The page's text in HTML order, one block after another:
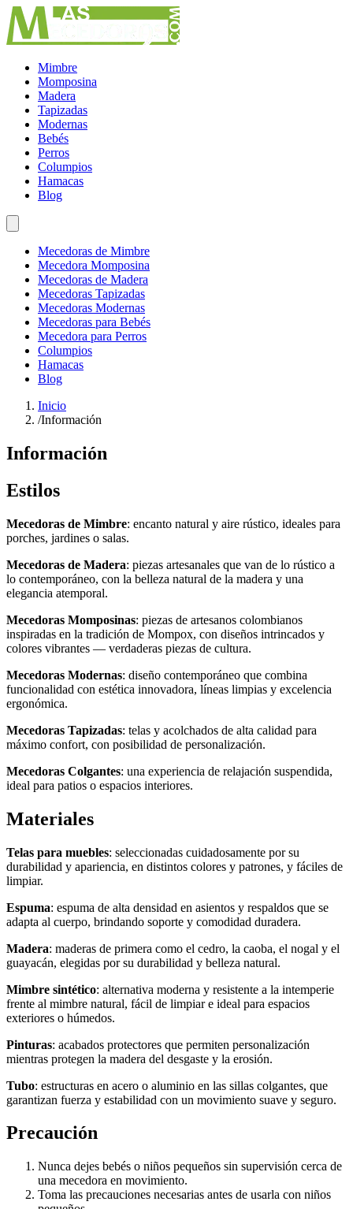
Mimbre
Momposina
Madera
Tapizadas
Modernas
Bebés
Perros
Columpios
Hamacas
Blog
Mecedoras de Mimbre
Mecedora Momposina
Mecedoras de Madera
Mecedoras Tapizadas
Mecedoras Modernas
Mecedoras para Bebés
Mecedora para Perros
Columpios
Hamacas
Blog
Inicio
/Información
Información
Estilos
Mecedoras de Mimbre: encanto natural y aire rústico, ideales para
porches, jardines o salas.
Mecedoras de Madera: piezas artesanales que van de lo rústico a
lo contemporáneo, con la belleza natural de la madera y una
elegancia atemporal.
Mecedoras Momposinas: piezas de artesanos colombianos
inspiradas en la tradición de Mompox, con diseños intrincados y
colores vibrantes — verdaderas piezas de cultura.
Mecedoras Modernas: diseño contemporáneo que combina
funcionalidad con estética innovadora, líneas limpias y excelencia
ergonómica.
Mecedoras Tapizadas: telas y acolchados de alta calidad para
máximo confort, con posibilidad de personalización.
Mecedoras Colgantes: una experiencia de relajación suspendida,
ideal para patios o espacios interiores.
Materiales
Telas para muebles: seleccionadas cuidadosamente por su
durabilidad y apariencia, en distintos colores y patrones, y fáciles de
limpiar.
Espuma: espuma de alta densidad en asientos y respaldos que se
adapta al cuerpo, brindando soporte y comodidad duradera.
Madera: maderas de primera como el cedro, la caoba, el nogal y el
guayacán, elegidas por su durabilidad y belleza natural.
Mimbre sintético: alternativa moderna y resistente a la intemperie
frente al mimbre natural, fácil de limpiar e ideal para espacios
exteriores o húmedos.
Pinturas: acabados protectores que permiten personalización
mientras protegen la madera del desgaste y la erosión.
Tubo: estructuras en acero o aluminio en las sillas colgantes, que
garantizan fuerza y estabilidad con un movimiento suave y seguro.
Precaución
Nunca dejes bebés o niños pequeños sin supervisión cerca de
una mecedora en movimiento.
Toma las precauciones necesarias antes de usarla con niños